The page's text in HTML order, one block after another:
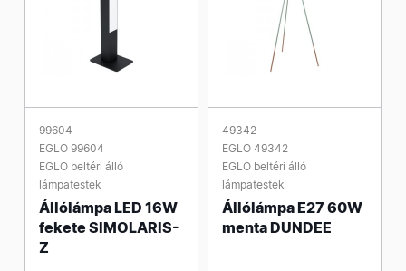
99604
EGLO 99604
EGLO beltéri álló
lámpatestek
Állólámpa LED 16W
fekete SIMOLARIS-
Z
49342
EGLO 49342
EGLO beltéri álló
lámpatestek
Állólámpa E27 60W
menta DUNDEE